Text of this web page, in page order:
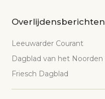
Overlijdensberichten
Leeuwarder Courant
Dagblad van het Noorden
Friesch Dagblad